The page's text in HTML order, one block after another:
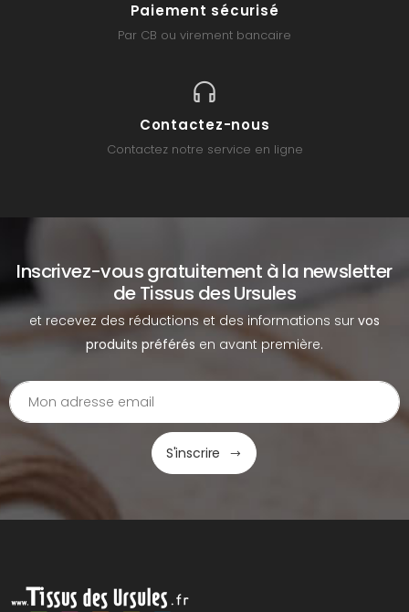
Paiement sécurisé
Par CB ou virement bancaire
Contactez-nous
Contactez notre service en ligne
Inscrivez-vous gratuitement à la newsletter
de Tissus des Ursules
et recevez des réductions et des informations sur vos
produits préférés en avant première.
S'inscrire